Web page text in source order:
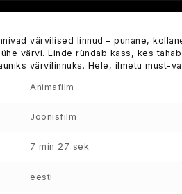
värvilised linnud – punane,
värvi. Linde ründab kass, kes
värvilinnuks. Hele, ilmetu must-
Animafilm
Joonisfilm
7 min 27 sek
eesti